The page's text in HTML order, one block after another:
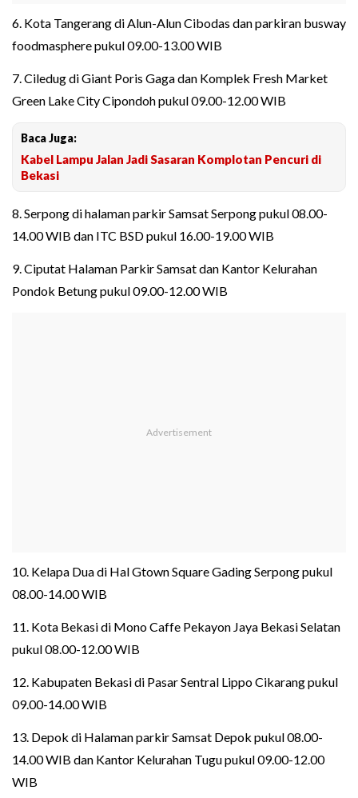
6. Kota Tangerang di Alun-Alun Cibodas dan parkiran busway
foodmasphere pukul 09.00-13.00 WIB
7. Ciledug di Giant Poris Gaga dan Komplek Fresh Market
Green Lake City Cipondoh pukul 09.00-12.00 WIB
Baca Juga:
Kabel Lampu Jalan Jadi Sasaran Komplotan Pencuri di
Bekasi
8. Serpong di halaman parkir Samsat Serpong pukul 08.00-
14.00 WIB dan ITC BSD pukul 16.00-19.00 WIB
9. Ciputat Halaman Parkir Samsat dan Kantor Kelurahan
Pondok Betung pukul 09.00-12.00 WIB
10. Kelapa Dua di Hal Gtown Square Gading Serpong pukul
08.00-14.00 WIB
11. Kota Bekasi di Mono Caffe Pekayon Jaya Bekasi Selatan
pukul 08.00-12.00 WIB
12. Kabupaten Bekasi di Pasar Sentral Lippo Cikarang pukul
09.00-14.00 WIB
13. Depok di Halaman parkir Samsat Depok pukul 08.00-
14.00 WIB dan Kantor Kelurahan Tugu pukul 09.00-12.00
WIB